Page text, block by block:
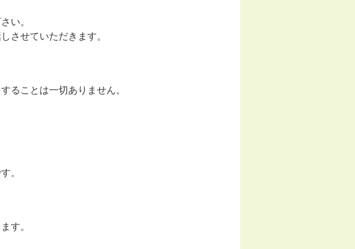
い。
させていただきます。
ることは一切ありません。
。
す。